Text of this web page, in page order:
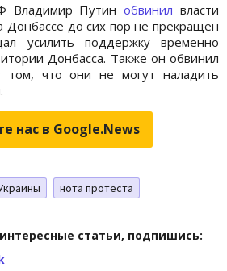
Владимир Путинобвинил власти
Донбассе до сих пор не прекращен
усилить поддержку временно
Донбасса. Также он обвинил
том, что они не могут наладить
нас в Google.News
нота протеста
статьи, подпишись: